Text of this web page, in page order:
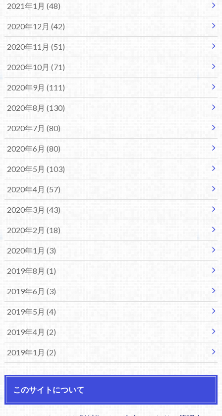
2021年1月 (48)
2020年12月 (42)
2020年11月 (51)
2020年10月 (71)
2020年9月 (111)
2020年8月 (130)
2020年7月 (80)
2020年6月 (80)
2020年5月 (103)
2020年4月 (57)
2020年3月 (43)
2020年2月 (18)
2020年1月 (3)
2019年8月 (1)
2019年6月 (3)
2019年5月 (4)
2019年4月 (2)
2019年1月 (2)
このサイトについて